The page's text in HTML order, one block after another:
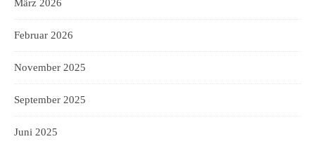
März 2026
Februar 2026
November 2025
September 2025
Juni 2025